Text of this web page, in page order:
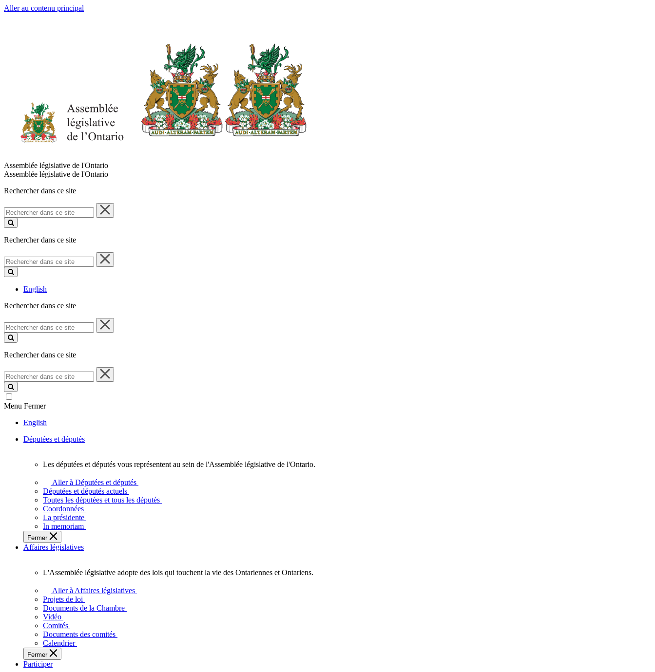
Aller au contenu principal
Assemblée législative de l'Ontario
Assemblée législative de l'Ontario
Rechercher dans ce site
Rechercher
dans
ce
Rechercher dans ce site
Rechercher
dans
ce
English
Rechercher dans ce site
Rechercher
dans
ce
Rechercher dans ce site
Rechercher
dans
ce
site
Menu Fermer
English
Députées et députés
députées
députés
vous
représentent
sein
de
l'Assemblée
l'Ontario.
Les députées et députés vous représentent au sein de l'Assemblée législative de l'Ontario.
Aller à Députées et députés
Députées et députés actuels
Toutes les députées et tous les députés
Coordonnées
La présidente
In memoriam
Fermer
Affaires législatives
législative
adopte
touchent
vie
des
Ontariennes
L'Assemblée législative adopte des lois qui touchent la vie des Ontariennes et Ontariens.
Aller à Affaires législatives
Projets de loi
Documents de la Chambre
Vidéo
Comités
Documents des comités
Calendrier
Fermer
Participer